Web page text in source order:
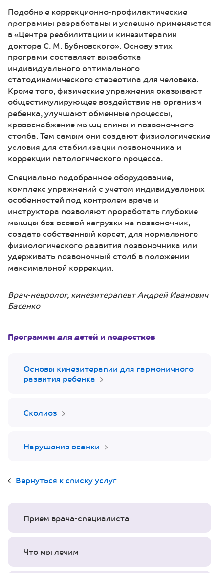
Прием врача-специалиста
Что мы лечим
Подобные коррекционно-профилактические
программы разработаны и успешно применяются
в «Центре реабилитации и кинезитерапии
доктора С. М. Бубновского». Основу этих
программ составляет выработка
индивидуального оптимального
статодинамического стереотипа для человека.
Кроме того, физические упражнения оказывают
общестимулирующее воздействие на организм
ребенка, улучшают обменные процессы,
кровоснабжение мышц спины и позвоночного
столба. Тем самым они создают физиологические
условия для стабилизации позвоночника и
коррекции патологического процесса.
Специально подобранное оборудование,
комплекс упражнений с учетом индивидуальных
особенностей под контролем врача и
инструктора позволяют проработать глубокие
мышцы без осевой нагрузки на позвоночник,
создать собственный корсет, для нормального
физиологического развития позвоночника или
удерживать позвоночный столб в положении
максимальной коррекции.
Врач-невролог, кинезитерапевт Андрей Иванович
Басенко
Программы для детей и подростков
Основы кинезитерапии для гармоничного
развития ребенка
Сколиоз
Нарушение осанки
Вернуться к списку услуг